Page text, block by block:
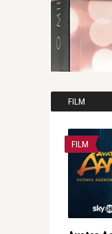
FILM
FILM